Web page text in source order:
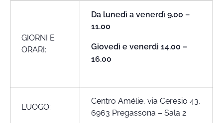
GIORNI E
ORARI:
Da lunedì a venerdì 9.00 –
11.00
Giovedì e venerdì 14.00 –
16.00
LUOGO:
Centro Amélie, via Ceresio 43,
6963 Pregassona – Sala 2